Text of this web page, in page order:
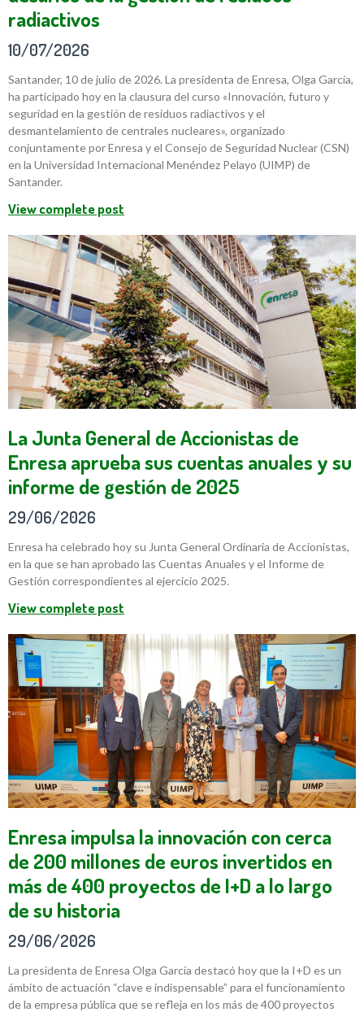
radiactivos
10/07/2026
Santander, 10 de julio de 2026. La presidenta de Enresa, Olga García,
ha participado hoy en la clausura del curso «Innovación, futuro y
seguridad en la gestión de residuos radiactivos y el
desmantelamiento de centrales nucleares», organizado
conjuntamente por Enresa y el Consejo de Seguridad Nuclear (CSN)
en la Universidad Internacional Menéndez Pelayo (UIMP) de
Santander.
View complete post
La Junta General de Accionistas de
Enresa aprueba sus cuentas anuales y su
informe de gestión de 2025
29/06/2026
Enresa ha celebrado hoy su Junta General Ordinaria de Accionistas,
en la que se han aprobado las Cuentas Anuales y el Informe de
Gestión correspondientes al ejercicio 2025.
View complete post
Enresa impulsa la innovación con cerca
de 200 millones de euros invertidos en
más de 400 proyectos de I+D a lo largo
de su historia
29/06/2026
La presidenta de Enresa Olga García destacó hoy que la I+D es un
ámbito de actuación “clave e indispensable” para el funcionamiento
de la empresa pública que se refleja en los más de 400 proyectos